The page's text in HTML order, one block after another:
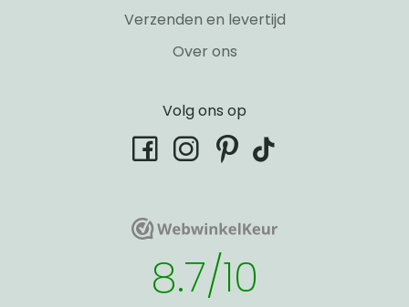
Verzenden en levertijd
Over ons
Volg ons op
facebookinstagram
pinterest
tiktok
WebwinkelKeurWebwinkelKeur
8.7/10